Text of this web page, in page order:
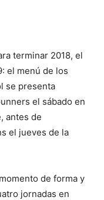
terminar 2018, el
el menú de los
se presenta
el sábado en
antes de
el jueves de la
de forma y
jornadas en